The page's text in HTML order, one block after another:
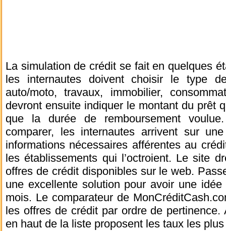
La simulation de crédit se fait en quelques
les internautes doivent choisir le type
auto/moto, travaux, immobilier,
devront ensuite indiquer le montant du prêt
que la durée de remboursement
comparer, les internautes arrivent sur
informations nécessaires afférentes au
les établissements qui l’octroient. Le site
offres de crédit disponibles sur le web.
une excellente solution pour avoir une
mois. Le comparateur de
les offres de crédit par ordre de
en haut de la liste proposent les taux les